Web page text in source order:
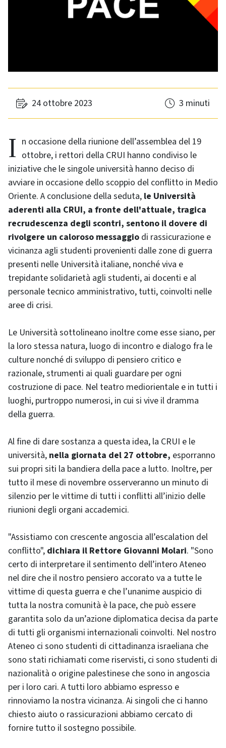
24 ottobre 2023 3 minuti
In occasione della riunione dell’assemblea del 19 ottobre, i rettori della CRUI hanno condiviso le
iniziative che le singole università hanno deciso di
avviare in occasione dello scoppio del conflitto in Medio
Oriente. A conclusione della seduta, le Università
aderenti alla CRUI, a fronte dell'attuale, tragica
recrudescenza degli scontri, sentono il dovere di
rivolgere un caloroso messaggio di rassicurazione e
vicinanza agli studenti provenienti dalle zone di guerra
presenti nelle Università italiane, nonché viva e
trepidante solidarietà agli studenti, ai docenti e al
personale tecnico amministrativo, tutti, coinvolti nelle
aree di crisi.
Le Università sottolineano inoltre come esse siano, per
la loro stessa natura, luogo di incontro e dialogo fra le
culture nonché di sviluppo di pensiero critico e
razionale, strumenti ai quali guardare per ogni
costruzione di pace. Nel teatro mediorientale e in tutti i
luoghi, purtroppo numerosi, in cui si vive il dramma
della guerra.
Al fine di dare sostanza a questa idea, la CRUI e le
università, nella giornata del 27 ottobre, esporranno
sui propri siti la bandiera della pace a lutto. Inoltre, per
tutto il mese di novembre osserveranno un minuto di
silenzio per le vittime di tutti i conflitti all’inizio delle
riunioni degli organi accademici.
"Assistiamo con crescente angoscia all’escalation del
conflitto", dichiara il Rettore Giovanni Molari. "Sono
certo di interpretare il sentimento dell’intero Ateneo
nel dire che il nostro pensiero accorato va a tutte le
vittime di questa guerra e che l’unanime auspicio di
tutta la nostra comunità è la pace, che può essere
garantita solo da un’azione diplomatica decisa da parte
di tutti gli organismi internazionali coinvolti. Nel nostro
Ateneo ci sono studenti di cittadinanza israeliana che
sono stati richiamati come riservisti, ci sono studenti di
nazionalità o origine palestinese che sono in angoscia
per i loro cari. A tutti loro abbiamo espresso e
rinnoviamo la nostra vicinanza. Ai singoli che ci hanno
chiesto aiuto o rassicurazioni abbiamo cercato di
fornire tutto il sostegno possibile.